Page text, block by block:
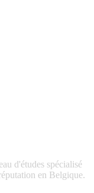
d'études spécialisé
en Belgique.